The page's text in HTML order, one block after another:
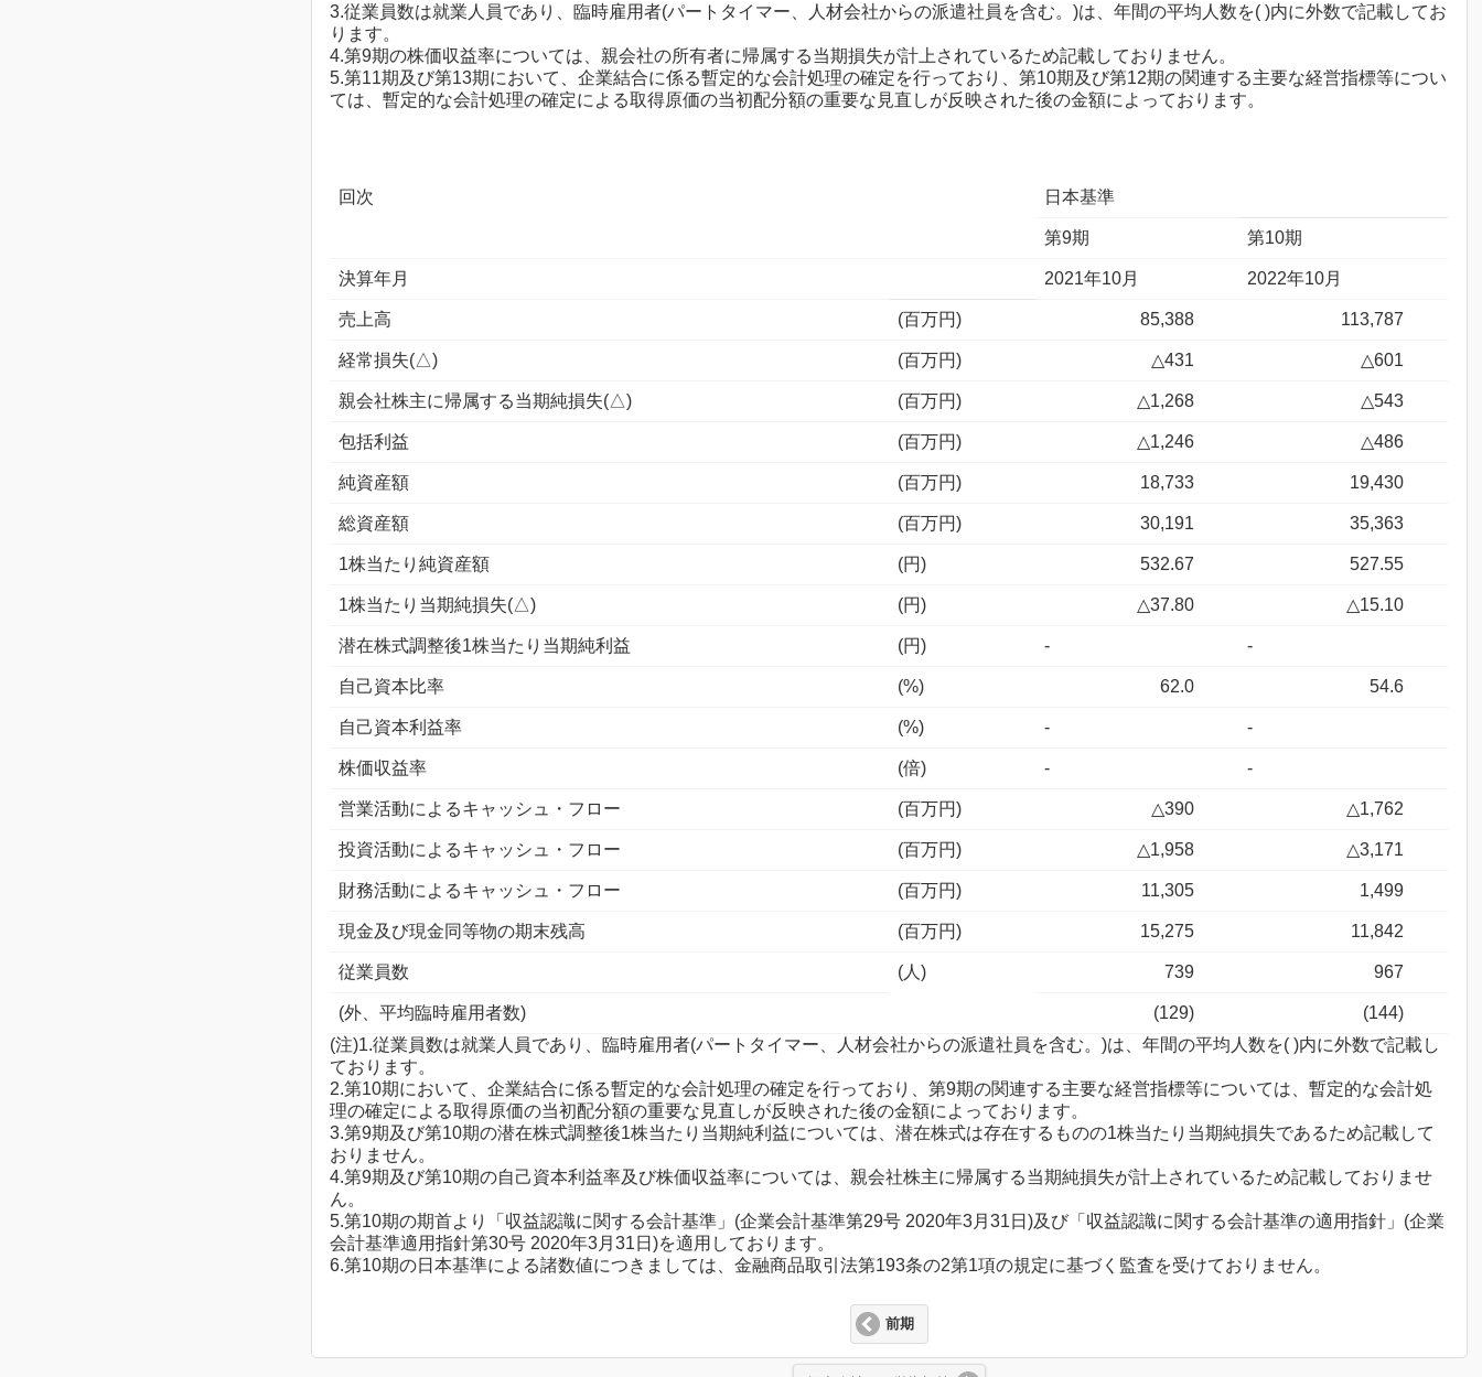
3.従業員数は就業人員であり、臨時雇用者(パートタイマー、人材会社からの派遣社員を含む。)は、年間の平均人数を( )内に外数で記載してお
ります。
4.第9期の株価収益率については、親会社の所有者に帰属する当期損失が計上されているため記載しておりません。
5.第11期及び第13期において、企業結合に係る暫定的な会計処理の確定を行っており、第10期及び第12期の関連する主要な経営指標等につい
ては、暫定的な会計処理の確定による取得原価の当初配分額の重要な見直しが反映された後の金額によっております。
回次 日本基準
第9期 第10期
決算年月 2021年10月 2022年10月
売上高 (百万円) 85,388 113,787
経常損失(△) (百万円) △431 △601
親会社株主に帰属する当期純損失(△) (百万円) △1,268 △543
包括利益 (百万円) △1,246 △486
純資産額 (百万円) 18,733 19,430
総資産額 (百万円) 30,191 35,363
1株当たり純資産額 (円) 532.67 527.55
1株当たり当期純損失(△) (円) △37.80 △15.10
潜在株式調整後1株当たり当期純利益 (円) - -
自己資本比率 (%) 62.0 54.6
自己資本利益率 (%) - -
株価収益率 (倍) - -
営業活動によるキャッシュ・フロー (百万円) △390 △1,762
投資活動によるキャッシュ・フロー (百万円) △1,958 △3,171
財務活動によるキャッシュ・フロー (百万円) 11,305 1,499
現金及び現金同等物の期末残高 (百万円) 15,275 11,842
従業員数 (人) 739 967
(外、平均臨時雇用者数) (129)
(144)
(注)1.従業員数は就業人員であり、臨時雇用者(パートタイマー、人材会社からの派遣社員を含む。)は、年間の平均人数を( )内に外数で記載し
ております。
2.第10期において、企業結合に係る暫定的な会計処理の確定を行っており、第9期の関連する主要な経営指標等については、暫定的な会計処
理の確定による取得原価の当初配分額の重要な見直しが反映された後の金額によっております。
3.第9期及び第10期の潜在株式調整後1株当たり当期純利益については、潜在株式は存在するものの1株当たり当期純損失であるため記載して
おりません。
4.第9期及び第10期の自己資本利益率及び株価収益率については、親会社株主に帰属する当期純損失が計上されているため記載しておりませ
ん。
5.第10期の期首より「収益認識に関する会計基準」(企業会計基準第29号 2020年3月31日)及び「収益認識に関する会計基準の適用指針」(企業
会計基準適用指針第30号 2020年3月31日)を適用しております。
6.第10期の日本基準による諸数値につきましては、金融商品取引法第193条の2第1項の規定に基づく監査を受けておりません。
前期